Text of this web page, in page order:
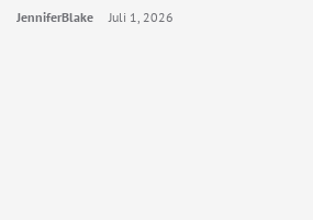
JenniferBlake Juli 1, 2026